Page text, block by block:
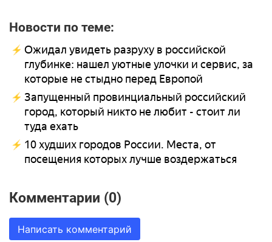
Новости по теме:
Ожидал увидеть разруху в российской
глубинке: нашел уютные улочки и сервис, за
которые не стыдно перед Европой
Запущенный провинциальный российский
город, который никто не любит - стоит ли
туда ехать
10 худших городов России. Места, от
посещения которых лучше воздержаться
Комментарии (0)
Написать комментарий